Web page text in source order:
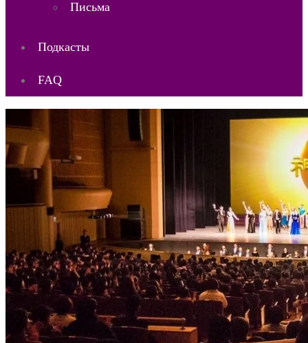
Письма
Подкасты
FAQ